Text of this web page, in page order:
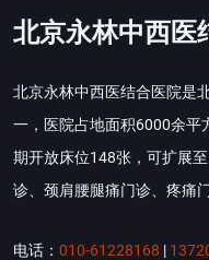
北京永林中西医
北京永林中西医结合医院是
一，医院占地面积6000余平
期开放床位148张，可扩展
诊、颈肩腰腿痛门诊、疼痛
电话： 010-61228168 |